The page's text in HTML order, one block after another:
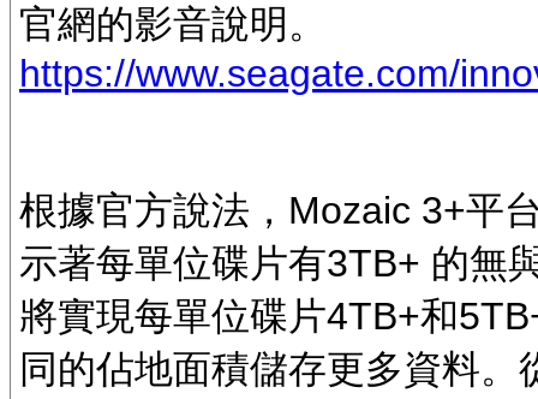
官網的影音說明。
https://www.seagate.com/
根據官方說法，Mozaic 3+平
示著每單位碟片有3TB+ 的無
將實現每單位碟片4TB+和
同的佔地面積儲存更多資料